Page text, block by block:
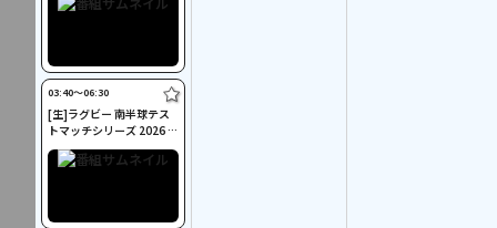
03:40〜06:30
[生]ラグビー 南半球テス
トマッチシリーズ 2026 ア
ルゼンチン×南アフリカ
(8/8)